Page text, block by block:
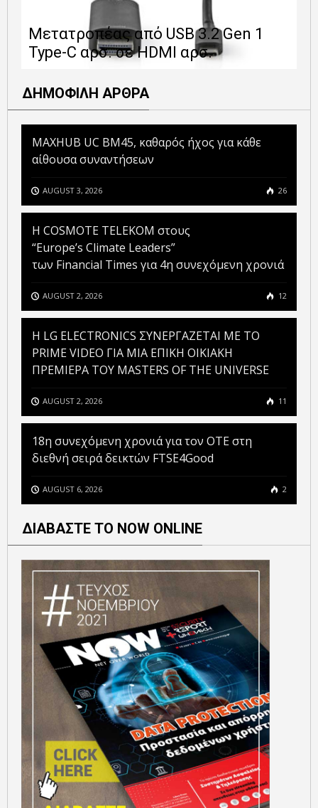
Μετατροπέας από USB 3.2 Gen 1
Type-C αρσ. σε HDMI αρσ.
ΔΗΜΟΦΙΛΗ ΑΡΘΡΑ
MAXHUB UC BM45, καθαρός ήχος για κάθε
αίθουσα συναντήσεων
AUGUST 3, 2026 26
Η COSMOTE TELEKOM στους
“Europe’s Climate Leaders”
των Financial Times για 4η συνεχόμενη χρονιά
AUGUST 2, 2026 12
H LG ELECTRONICS ΣΥΝΕΡΓΑΖΕΤΑΙ ΜΕ ΤΟ
PRIME VIDEO ΓΙΑ ΜΙΑ ΕΠΙΚΗ ΟΙΚΙΑΚΗ
ΠΡΕΜΙΕΡΑ ΤΟΥ MASTERS OF THE UNIVERSE
AUGUST 2, 2026 11
18η συνεχόμενη χρονιά για τον ΟΤΕ στη
διεθνή σειρά δεικτών FTSE4Good
AUGUST 6, 2026 2
ΔΙΑΒΑΣΤΕ ΤΟ NOW ONLINE